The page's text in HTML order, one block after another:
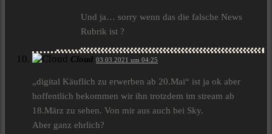
Und ja… sorry wenn das die falsche News
Rubrik ist ?
Cloud 03.03.2021 um 04:25
„digital Käuflich zu erwerben ab 20.Mai“ ist ja ok aber
hoffentlich bekommen wir ihn trotzdem im stream ab
18.März zu sehen. Von mir aus auch bei Sky.
Aber ganz ehrlich?